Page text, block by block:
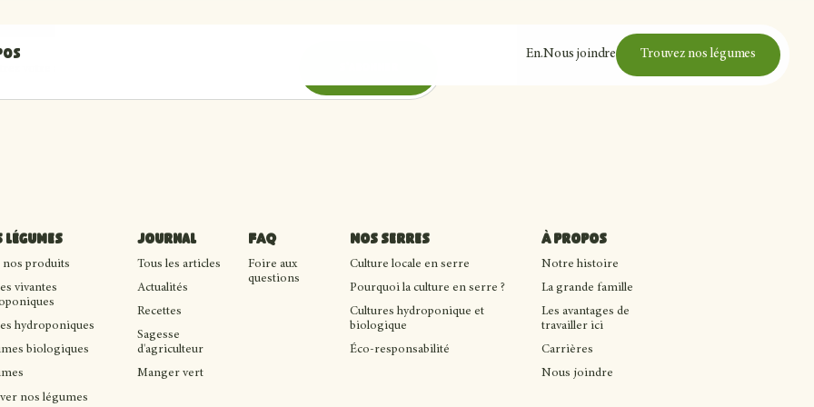
En.Nous joindre Trouvez nos légumes
légumes
nos produits
vivantes
hydroponiques
biologiques
nos légumes
Journal
Tous les articles
Actualités
Recettes
Sagesse
d'agriculteur
Manger vert
FAQ
Foire aux
questions
Nos serres
Culture locale en serre
Pourquoi la culture en serre ?
Cultures hydroponique et
biologique
Éco-responsabilité
À propos
Notre histoire
La grande famille
Les avantages de
travailler ici
Carrières
Nous joindre